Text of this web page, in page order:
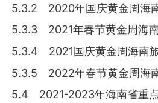
5.3.2 2020年国庆黄金周海
5.3.3 2021年春节黄金周海
5.3.4 2021国庆黄金周海南
5.3.5 2022年春节黄金周海
5.4 2021-2023年海南省重